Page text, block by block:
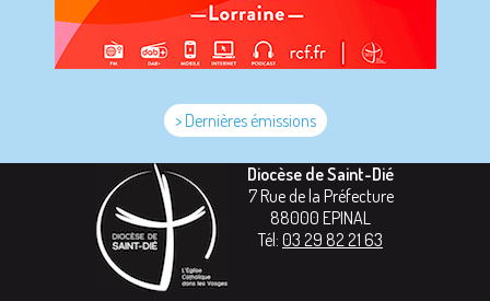
> Dernières émissions
Diocèse de Saint-Dié
7 Rue de la Préfecture
88000 EPINAL
Tél: 03 29 82 21 63